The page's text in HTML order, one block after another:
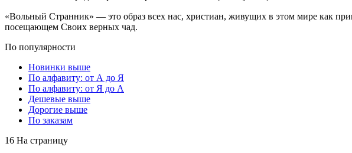
«Вольный Странник» — это образ всех нас, христиан, живущих в этом мире как
посещающем Своих верных чад.
По популярности
Новинки выше
По алфавиту: от А до Я
По алфавиту: от Я до А
Дешевые выше
Дорогие выше
По заказам
16 На страницу